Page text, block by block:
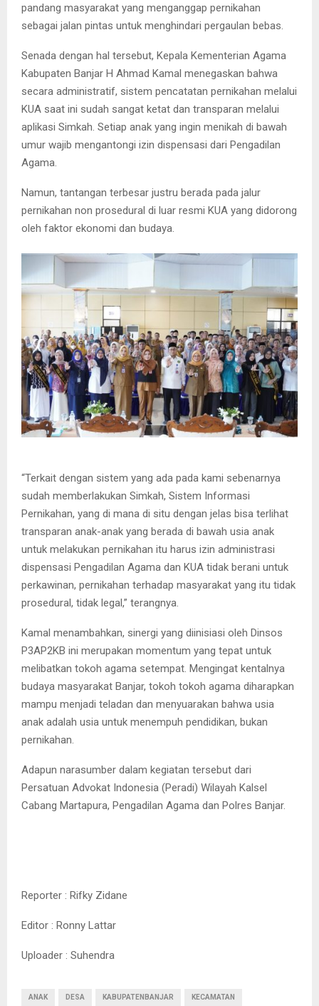
pandang masyarakat yang menganggap pernikahan
sebagai jalan pintas untuk menghindari pergaulan bebas.
Senada dengan hal tersebut, Kepala Kementerian Agama
Kabupaten Banjar H Ahmad Kamal menegaskan bahwa
secara administratif, sistem pencatatan pernikahan melalui
KUA saat ini sudah sangat ketat dan transparan melalui
aplikasi Simkah. Setiap anak yang ingin menikah di bawah
umur wajib mengantongi izin dispensasi dari Pengadilan
Agama.
Namun, tantangan terbesar justru berada pada jalur
pernikahan non prosedural di luar resmi KUA yang didorong
oleh faktor ekonomi dan budaya.
“Terkait dengan sistem yang ada pada kami sebenarnya
sudah memberlakukan Simkah, Sistem Informasi
Pernikahan, yang di mana di situ dengan jelas bisa terlihat
transparan anak-anak yang berada di bawah usia anak
untuk melakukan pernikahan itu harus izin administrasi
dispensasi Pengadilan Agama dan KUA tidak berani untuk
perkawinan, pernikahan terhadap masyarakat yang itu tidak
prosedural, tidak legal,” terangnya.
Kamal menambahkan, sinergi yang diinisiasi oleh Dinsos
P3AP2KB ini merupakan momentum yang tepat untuk
melibatkan tokoh agama setempat. Mengingat kentalnya
budaya masyarakat Banjar, tokoh tokoh agama diharapkan
mampu menjadi teladan dan menyuarakan bahwa usia
anak adalah usia untuk menempuh pendidikan, bukan
pernikahan.
Adapun narasumber dalam kegiatan tersebut dari
Persatuan Advokat Indonesia (Peradi) Wilayah Kalsel
Cabang Martapura, Pengadilan Agama dan Polres Banjar.
Reporter : Rifky Zidane
Editor : Ronny Lattar
Uploader : Suhendra
ANAK DESA KABUPATENBANJAR KECAMATAN